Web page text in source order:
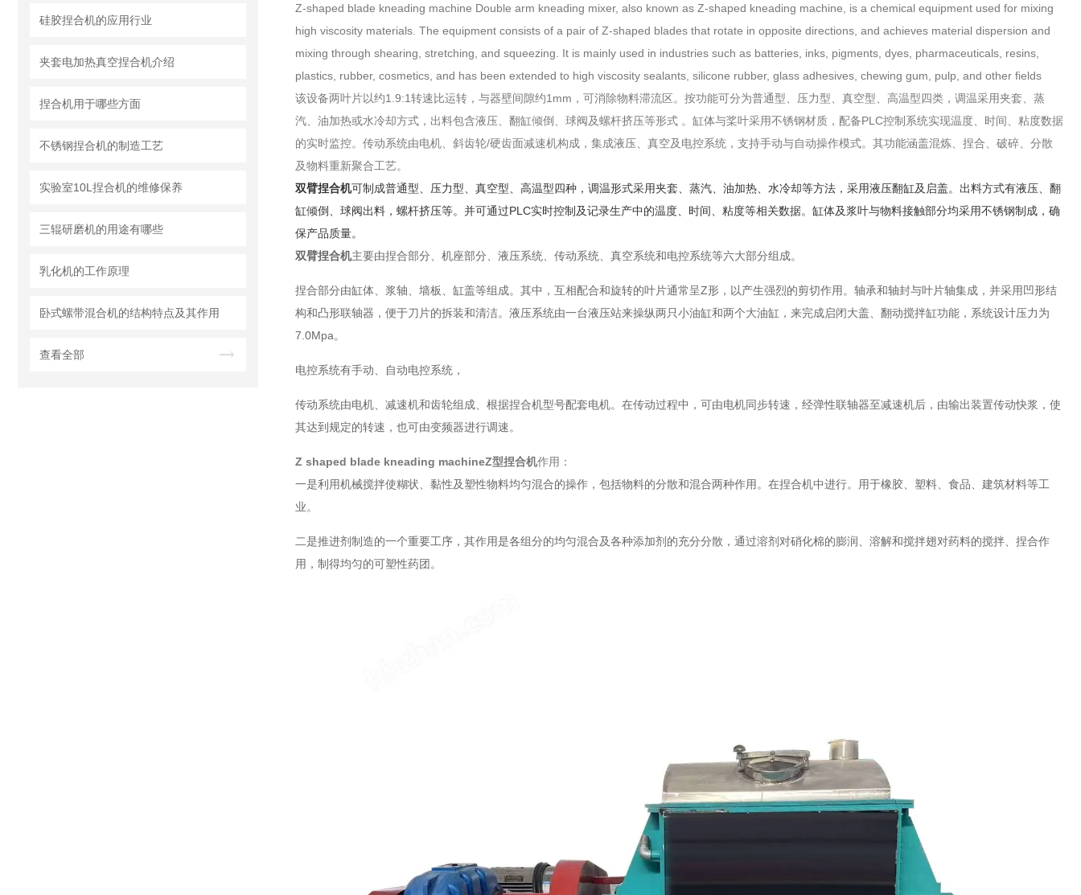
硅胶捏合机的应用行业
夹套电加热真空捏合机介绍
捏合机用于哪些方面
不锈钢捏合机的制造工艺
实验室10L捏合机的维修保养
三辊研磨机的用途有哪些
乳化机的工作原理
卧式螺带混合机的结构特点及其作用
查看全部
Z-shaped blade kneading machine Double arm kneading mixer, also known as Z-shaped kneading machine, is a chemical equipment used for mixing
high viscosity materials. The equipment consists of a pair of Z-shaped blades that rotate in opposite directions, and achieves material dispersion and
mixing through shearing, stretching, and squeezing. It is mainly used in industries such as batteries, inks, pigments, dyes, pharmaceuticals, resins,
plastics, rubber, cosmetics, and has been extended to high viscosity sealants, silicone rubber, glass adhesives, chewing gum, pulp, and other fields
该设备两叶片以约1.9:1转速比运转，与器壁间隙约1mm，可消除物料滞流区。 按功能可分为普通型、压力型、真空型、高温型四类，调温采用夹套、蒸
汽、油加热或水冷却方式，出料包含液压、翻缸倾倒、球阀及螺杆挤压等形式 。 缸体与桨叶采用不锈钢材质，配备PLC控制系统实现温度、时间、粘度数据
的实时监控。 传动系统由电机、斜齿轮/硬齿面减速机构成，集成液压、真空及电控系统，支持手动与自动操作模式。 其功能涵盖混炼、捏合、破碎、分散
及物料重新聚合工艺。
双臂捏合机可制成普通型、压力型、真空型、高温型四种，调温形式采用夹套、蒸汽、油加热、水冷却等方法，采用液压翻缸及启盖。出料方式有液压、翻
缸倾倒、球阀出料，螺杆挤压等。并可通过PLC实时控制及记录生产中的温度、时间、粘度等相关数据。缸体及浆叶与物料接触部分均采用不锈钢制成，确
保产品质量。
双臂捏合机主要由捏合部分、机座部分、液压系统、传动系统、真空系统和电控系统等六大部分组成。
捏合部分由缸体、浆轴、墙板、缸盖等组成。其中，互相配合和旋转的叶片通常呈Z形，以产生强烈的剪切作用。 轴承和轴封与叶片轴集成，并采用凹形结
构和凸形联轴器，便于刀片的拆装和清洁。 液压系统由一台液压站来操纵两只小油缸和两个大油缸，来完成启闭大盖、翻动搅拌缸功能，系统设计压力为
7.0Mpa。
电控系统有手动、自动电控系统，
传动系统由电机、减速机和齿轮组成、根据捏合机型号配套电机。在传动过程中，可由电机同步转速，经弹性联轴器至减速机后，由输出装置传动快浆，使
其达到规定的转速，也可由变频器进行调速。
Z shaped blade kneading machineZ型捏合机作用：
一是利用机械搅拌使糊状、黏性及塑性物料均匀混合的操作，包括物料的分散和混合两种作用。在捏合机中进行。用于橡胶、塑料、食品、建筑材料等工
业。
二是推进剂制造的一个重要工序，其作用是各组分的均匀混合及各种添加剂的充分分散，通过溶剂对硝化棉的膨润、溶解和搅拌翅对药料的搅拌、捏合作
用，制得均匀的可塑性药团。